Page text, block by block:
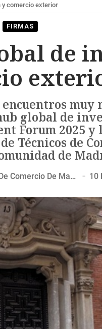
y comercio exterior
FIRMAS
de
global de
Forum 2025 y
Técnicos de
de
Ángel Asensio, Presidente De La Cámara De Comercio De Madrid —